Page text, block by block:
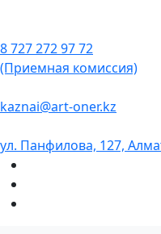
8 727 272 97 72
(Приемная комиссия)
kaznai@art-oner.kz
ул. Панфилова, 127,